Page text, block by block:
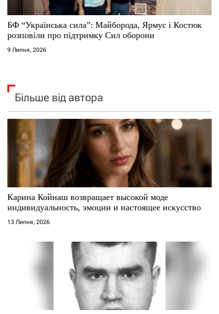
БФ “Українська сила”: Майборода, Ярмус і Костюк
розповіли про підтримку Сил оборони
9 Липня, 2026
Більше від автора
Карина Койнаш возвращает высокой моде
индивидуальность, эмоции и настоящее искусство
13 Липня, 2026